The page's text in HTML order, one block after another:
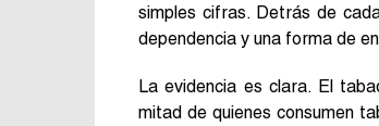
simples cifras. Detrás de
dependencia y una forma de
La evidencia es clara. El
mitad de quienes consumen